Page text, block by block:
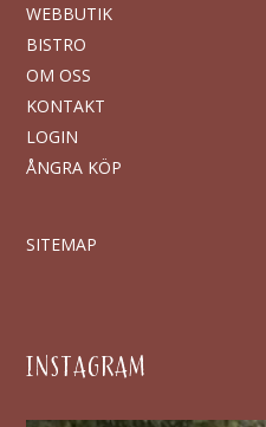
WEBBUTIK
BISTRO
OM OSS
KONTAKT
LOGIN
ÅNGRA KÖP
SITEMAP
INSTAGRAM